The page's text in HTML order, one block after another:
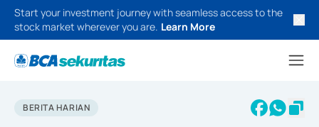
Start your investment journey with seamless access to the
stock market wherever you are. Learn More
BERITA HARIAN